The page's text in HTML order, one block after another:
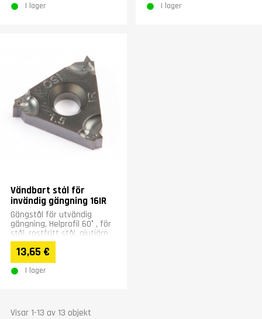
I lager I lager
Vändbart stål för
invändig gängning 16IR
Gängstål för utvändig
gängning, Helprofil 60° , för
stål, rostfritt stål, gjutjärn
och härdade material
13,65 €
I lager
Visar 1-13 av 13 objekt